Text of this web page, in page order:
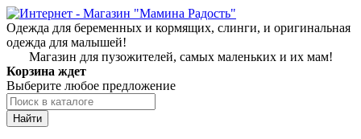
Одежда для беременных и кормящих, слинги, и оригинальная
одежда для малышей!
Магазин для пузожителей, самых маленьких и их мам!
Корзина ждет
Выберите любое предложение
Найти